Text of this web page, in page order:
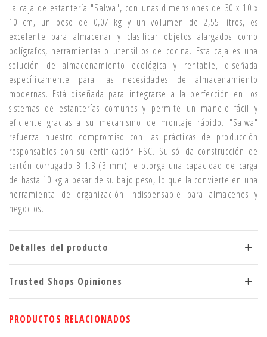
La caja de estantería "Salwa", con unas dimensiones de 30 x 10 x
10 cm, un peso de 0,07 kg y un volumen de 2,55 litros, es
excelente para almacenar y clasificar objetos alargados como
bolígrafos, herramientas o utensilios de cocina. Esta caja es una
solución de almacenamiento ecológica y rentable, diseñada
específicamente para las necesidades de almacenamiento
modernas. Está diseñada para integrarse a la perfección en los
sistemas de estanterías comunes y permite un manejo fácil y
eficiente gracias a su mecanismo de montaje rápido. "Salwa"
refuerza nuestro compromiso con las prácticas de producción
responsables con su certificación FSC. Su sólida construcción de
cartón corrugado B 1.3 (3 mm) le otorga una capacidad de carga
de hasta 10 kg a pesar de su bajo peso, lo que la convierte en una
herramienta de organización indispensable para almacenes y
negocios.
Detalles del producto
Trusted Shops Opiniones
PRODUCTOS RELACIONADOS